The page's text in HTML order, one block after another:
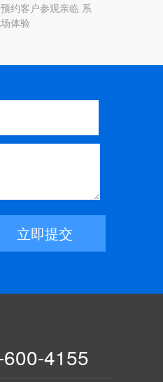
约客户参观亲临 系
体验
立即提交
4155